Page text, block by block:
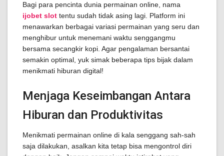
Bagi para pencinta dunia permainan online, nama
ijobet slot tentu sudah tidak asing lagi. Platform ini
menawarkan berbagai variasi permainan yang seru dan
menghibur untuk menemani waktu senggangmu
bersama secangkir kopi. Agar pengalaman bersantai
semakin optimal, yuk simak beberapa tips bijak dalam
menikmati hiburan digital!
Menjaga Keseimbangan Antara
Hiburan dan Produktivitas
Menikmati permainan online di kala senggang sah-sah
saja dilakukan, asalkan kita tetap bisa mengontrol diri